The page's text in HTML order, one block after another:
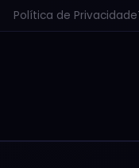
Política de Privacidade